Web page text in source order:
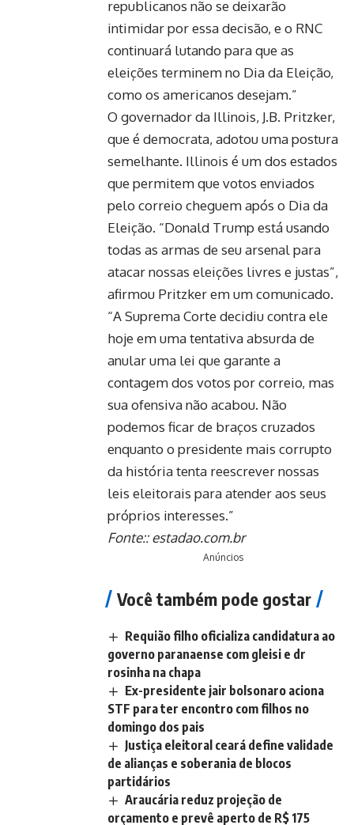
republicanos não se deixarão
intimidar por essa decisão, e o RNC
continuará lutando para que as
eleições terminem no Dia da Eleição,
como os americanos desejam.”
O governador da Illinois, J.B. Pritzker,
que é democrata, adotou uma postura
semelhante. Illinois é um dos estados
que permitem que votos enviados
pelo correio cheguem após o Dia da
Eleição. “Donald Trump está usando
todas as armas de seu arsenal para
atacar nossas eleições livres e justas”,
afirmou Pritzker em um comunicado.
“A Suprema Corte decidiu contra ele
hoje em uma tentativa absurda de
anular uma lei que garante a
contagem dos votos por correio, mas
sua ofensiva não acabou. Não
podemos ficar de braços cruzados
enquanto o presidente mais corrupto
da história tenta reescrever nossas
leis eleitorais para atender aos seus
próprios interesses.”
Fonte::estadao.com.br
Anúncios
Você também pode gostar
Requião filho oficializa candidatura ao
governo paranaense com gleisi e dr
rosinha na chapa
Ex-presidente jair bolsonaro aciona
STF para ter encontro com filhos no
domingo dos pais
Justiça eleitoral ceará define validade
de alianças e soberania de blocos
partidários
Araucária reduz projeção de
orçamento e prevê aperto de R$ 175